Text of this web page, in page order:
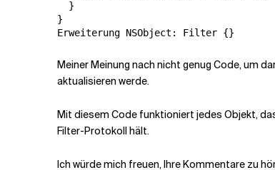
  }
}
Meiner Meinung nach nicht genug Code, um
aktualisieren werde.
Mit diesem Code funktioniert jedes Objekt,
Filter-Protokoll hält.
Ich würde mich freuen, Ihre Kommentare zu